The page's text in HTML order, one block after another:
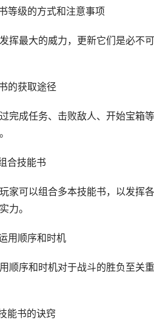
等级的方式和注意事项
挥最大的威力，更新它们是必不
的获取途径
完成任务、击败敌人、开始宝箱
合技能书
家可以组合多本技能书，以发挥
力。
用顺序和时机
顺序和时机对于战斗的胜负至关
能书的诀窍